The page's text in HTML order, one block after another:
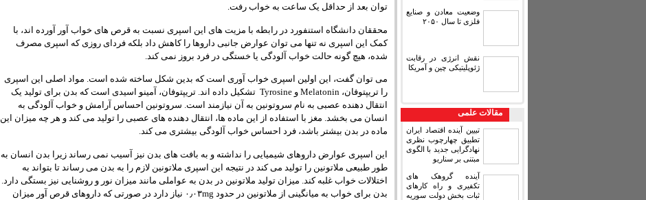
وضعیت معادن و صنایع
فلزی تا سال ۲۰۵۰
نقش انرژی در رقابت
ژئوپلیتیکی چین و آمریکا
مقالات علمی
تبیین آینده اقتصاد ایران
تطبیق چهارچوب نظری
نهادگرایی جدید با الگوی
مبتنی بر سناریو
آینده گروهک های
تکفیری و راه کارهای
ثبات بخش دولت سوریه
توان بعد از حداقل یک ساعت به خواب رفت.
محققان دانشگاه استنفورد در رابطه با مزیت های این اسپری نسبت به قرص های خواب آور آورده اند، با
کمک این اسپری نه تنها می توان عوارض جانبی داروها را کاهش داد بلکه فردای روزی که اسپری مصرف
شده، هیچ گونه حالت خواب آلودگی یا خستگی در فرد بروز نمی کند.
می توان گفت، این اولین اسپری خواب آوری است که بدین شکل ساخته شده است. مواد اصلی این اسپری
را تریپتوفان، Melatonin و Tyrosine تشکیل داده اند. تریپتوفان، آمینو اسیدی است که بدن برای تولید یک
انتقال دهنده عصبی به نام سروتونین به آن نیازمند است. سروتونین احساس آرامش و خواب آلودگی به
انسان می بخشد. مغز با استفاده از این ماده ها، انتقال دهنده های عصبی را تولید می کند و هر چه میزان این
ماده در بدن بیشتر باشد، فرد احساس خواب آلودگی بیشتری می کند.
این اسپری عوارض داروهای شیمیایی را نداشته و به بافت های بدن نیز آسیب نمی رساند زیرا بدن انسان به
طور طبیعی ملاتونین را تولید می کند در نتیجه این اسپری ملاتونین لازم را به بدن می رساند تا بتواند به
اختلالات خواب غلبه کند. میزان تولید ملاتونین در بدن به عواملی مانند میزان نور و روشنایی نیز بستگی دارد.
بدن برای خواب به میانگینی از ملاتونین در حدود ۰٫۰۳mg نیاز دارد در صورتی که داروهای قرص آور میزان